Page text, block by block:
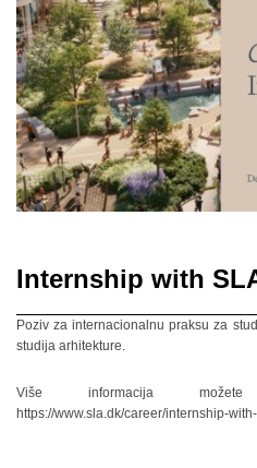
Internship with
Poziv za internacionalnu praksu za
studija arhitekture.
Više informacija
https://www.sla.dk/career/internship-